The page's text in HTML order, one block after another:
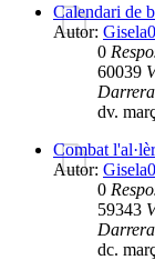
Calendari de
Autor:
0
60039
dv.
Combat
Autor:
0
59343
dc.